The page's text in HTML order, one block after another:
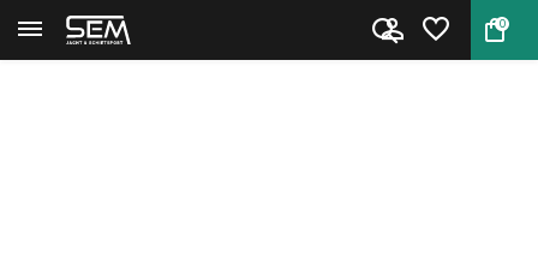
0
Terug Home Gamo Swarm Magnum Pro IGT GEN3...